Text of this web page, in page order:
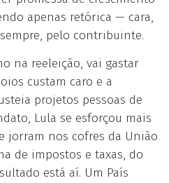
apenas retórica — cara,
pelo contribuinte.
na reeleição, vai gastar
custam caro e a
projetos pessoas de
Lula se esforçou mais
jorram nos cofres da União
de impostos e taxas, do
está aí. Um País